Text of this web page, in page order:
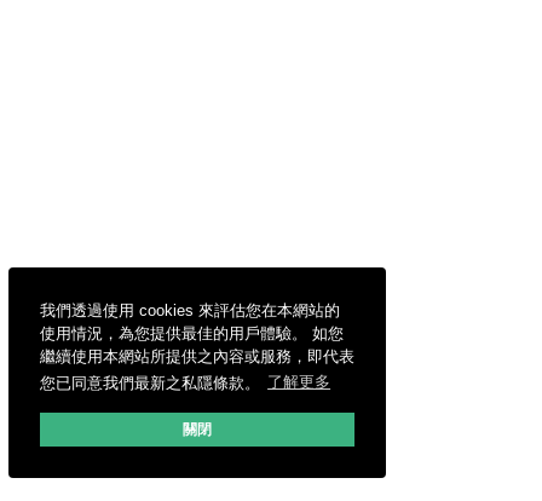
我們透過使用 cookies 來評估您在本網站的
使用情況，為您提供最佳的用戶體驗。 如您
繼續使用本網站所提供之內容或服務，即代表
您已同意我們最新之私隱條款。
了解更多
關閉